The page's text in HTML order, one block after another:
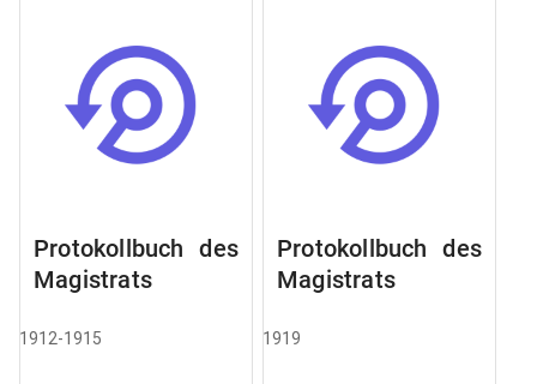
Protokollbuch des
Magistrats
1912-1915
Protokollbuch des
Magistrats
1919